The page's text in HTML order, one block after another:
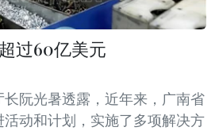
过60亿美元
阮光暑透露，近年来，广南省
动和计划，实施了多项解决方